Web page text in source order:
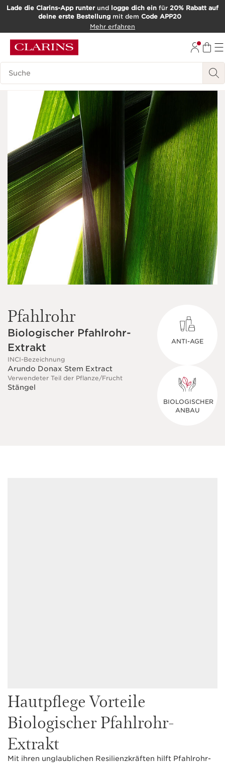
WEITER ZUM INHALT
Lade die Clarins-App runterund logge dich ein für 20% Rabatt auf
deine erste Bestellungmit dem Code APP20
Mehr erfahren
Such-Historie
Pfahlrohr
Biologischer Pfahlrohr-
Extrakt
INCI-Bezeichnung
Arundo Donax Stem Extract
Verwendeter Teil der Pflanze/Frucht
Stängel
ANTI-AGE
BIOLOGISCHER
ANBAU
Hautpflege Vorteile
Biologischer Pfahlrohr-
Extrakt
Mit ihren unglaublichen Resilienzkräften hilft Pfahlrohr-